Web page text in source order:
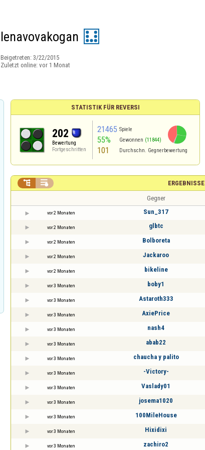
lenavovakogan
Beigetreten: 3/22/2015
Zuletzt online: vor 1 Monat
STATISTIK FÜR REVERSI
202
Bewertung
Fortgeschritten
21465 Spiele
55% Gewonnen (11844)
101 Durchschn. Gegnerbewertung
ERGEBNISSE
 
Gegner
vor 2 Monaten Sun_317
vor 2 Monaten glbtc
vor 2 Monaten Bolboreta
vor 2 Monaten Jackaroo
vor 2 Monaten bikeline
vor 3 Monaten boby1
vor 3 Monaten Astaroth333
vor 3 Monaten AxiePrice
vor 3 Monaten nash4
vor 3 Monaten abab22
vor 3 Monaten chaucha y palito
vor 3 Monaten -Victory-
vor 3 Monaten Vaslady01
vor 3 Monaten josema1020
vor 3 Monaten 100MileHouse
vor 3 Monaten Hixidixi
vor 3 Monaten zachiro2